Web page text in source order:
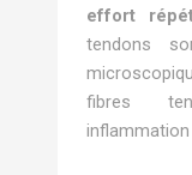
effort
tendons
fibres